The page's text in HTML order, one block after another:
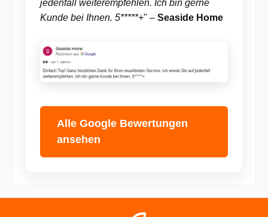
jedenfall weiterempfehlen. Ich bin gerne
Kunde bei Ihnen. 5*****+" – Seaside Home
Alle Google Bewertungen
ansehen